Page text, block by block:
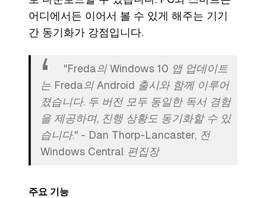
어디에서든 이어서 볼 수 있게 해주는 기기
간 동기화가 강점입니다.
"Freda의 Windows 10 앱 업데이트
는 Freda의 Android 출시와 함께 이루어
졌습니다. 두 버전 모두 동일한 독서 경험
을 제공하며, 진행 상황도 동기화할 수 있
습니다." - Dan Thorp-Lancaster, 전
Windows Central 편집장
주요 기능